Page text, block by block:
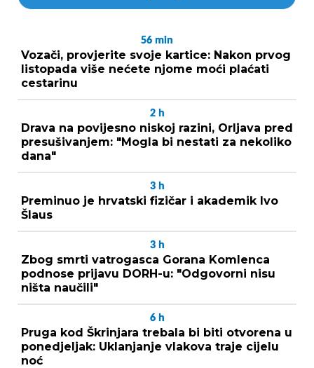
56 min
Vozači, provjerite svoje kartice: Nakon prvog
listopada više nećete njome moći plaćati
cestarinu
2 h
Drava na povijesno niskoj razini, Orljava pred
presušivanjem: "Mogla bi nestati za nekoliko
dana"
3 h
Preminuo je hrvatski fizičar i akademik Ivo
Šlaus
3 h
Zbog smrti vatrogasca Gorana Komlenca
podnose prijavu DORH-u: "Odgovorni nisu
ništa naučili"
6 h
Pruga kod Škrinjara trebala bi biti otvorena u
ponedjeljak: Uklanjanje vlakova traje cijelu
noć